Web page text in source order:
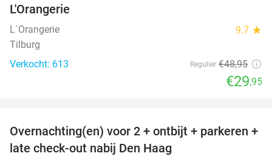
L'Orangerie
L´Orangerie 9.7 star
Tilburg
Verkocht: 613
Regulier €48,95
€29,95
48%
Overnachting(en) voor 2 + ontbijt + parkeren +
late check-out nabij Den Haag